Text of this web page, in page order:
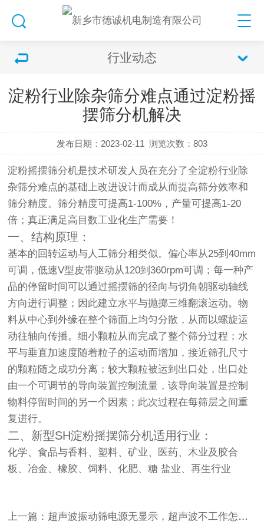
行业动态
淀粉行业除杂筛分难点通过淀粉摇
摆筛分机解决
发布日期：2023-02-11 浏览次数：803
淀粉摇摆筛分机是技术研发人员在充分了全淀粉行业除
杂筛分难点的基础上改进设计而成从而提高筛分效率和
筛分精度。筛分精度可提高1-100%，产量可提高1-20
倍；真正满足高目数工业化生产需要！
一、结构原理：
基本的回转运动与人工筛分相类似。偏心率从25到40mm
可调，低速V型皮带驱动从120到360rpm可调；每一种产
品的停留时间可以通过摇摆筛的径向与切角朝驱动轴线
方向进行调整；因此建立水平与抛掷三维翻滚运动。物
料从中心到外缘在整个筛面上均匀分散，从而以螺旋运
动往轴向传播。细小颗粒从而完成了整个筛分过程；水
平与垂直加速度随着粒子的运动而增加，接近筛孔尺寸
的颗粒随之成功分离；较大颗粒被运到出口处，出口处
由一个可调节的导向装置控制流量，该导向装置是控制
物料停留时间的另一个因素；此次过程在每筛层之间重
复进行。
二、新型SH淀粉摇摆筛分机适用行业：
化学、食品与香料、塑料、矿业、医药、木业及胶合
板、冶金、橡胶、饲料、化肥、糖 盐业、再生行业
上一篇：超声波振动筛电源无显示，超声波不工作怎么解决？